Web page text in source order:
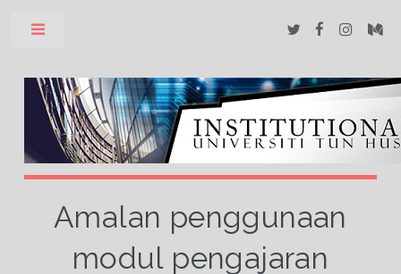
Amalan penggunaan
modul pengajaran